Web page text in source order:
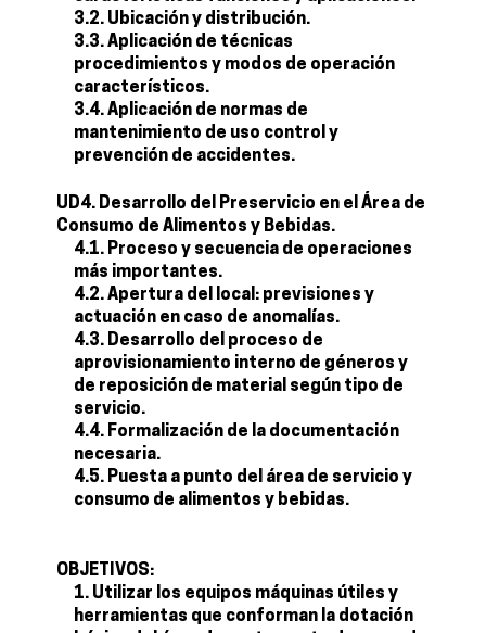
3.2. Ubicación y distribución.
3.3. Aplicación de técnicas
procedimientos y modos de operación
característicos.
3.4. Aplicación de normas de
mantenimiento de uso control y
prevención de accidentes.
UD4. Desarrollo del Preservicio en el Área de
Consumo de Alimentos y Bebidas.
4.1. Proceso y secuencia de operaciones
más importantes.
4.2. Apertura del local: previsiones y
actuación en caso de anomalías.
4.3. Desarrollo del proceso de
aprovisionamiento interno de géneros y
de reposición de material según tipo de
servicio.
4.4. Formalización de la documentación
necesaria.
4.5. Puesta a punto del área de servicio y
consumo de alimentos y bebidas.
OBJETIVOS:
Utilizar los equipos máquinas útiles y
herramientas que conforman la dotación